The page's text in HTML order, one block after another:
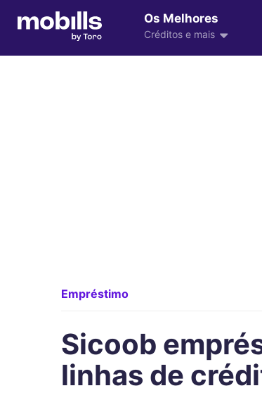
Os Melhores
Créditos e mais
Empréstimo
Sicoob
linhas de